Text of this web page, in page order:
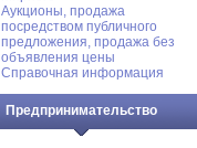
Аукционы, продажа
посредством публичного
предложения, продажа без
объявления цены
Справочная информация
Предпринимательство